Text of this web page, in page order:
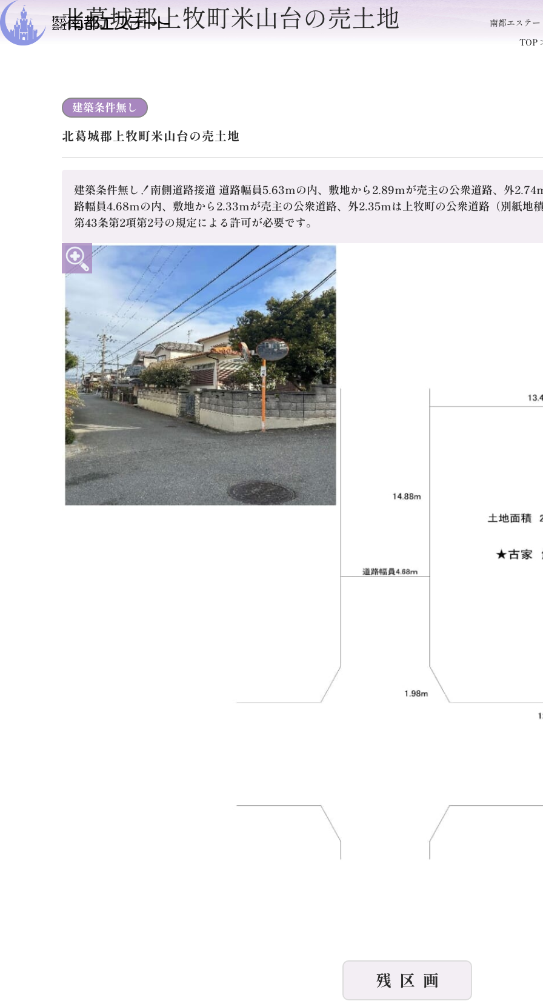
南都エステー
北葛城郡上牧町米山台の売土地
TOP
建築条件無し
北葛城郡上牧町米山台の売土地
建築条件無し！南側道路接道 道路幅員5.63ｍの内、敷地から2.89ｍが売主の公衆道路、外2.74
路幅員4.68ｍの内、敷地から2.33ｍが売主の公衆道路、外2.35ｍは上牧町の公衆道路（別紙地
第43条第2項第2号の規定による許可が必要です。
残区画